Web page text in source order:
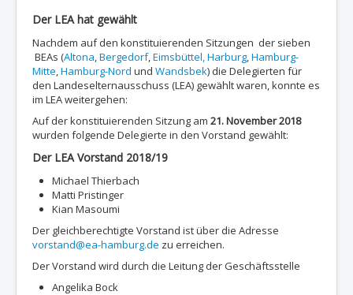
Der LEA hat gewählt
Nachdem auf den konstituierenden Sitzungen der sieben
BEAs (Altona,Bergedorf,Eimsbüttel,Harburg,Hamburg-
Mitte,Hamburg-Nord und Wandsbek) die Delegierten für
den Landeselternausschuss (LEA) gewählt waren, konnte es
im LEA weitergehen:
Auf der konstituierenden Sitzung am 21. November 2018
wurden folgende Delegierte in den Vorstand gewählt:
Der LEA Vorstand 2018/19
Michael Thierbach
Matti Pristinger
Kian Masoumi
Der gleichberechtigte Vorstand ist über die Adresse
vorstand@ea-hamburg.de zu erreichen.
Der Vorstand wird durch die Leitung der Geschäftsstelle
Angelika Bock